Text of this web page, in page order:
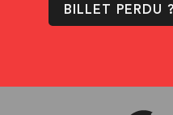
BILLET PERDU ?